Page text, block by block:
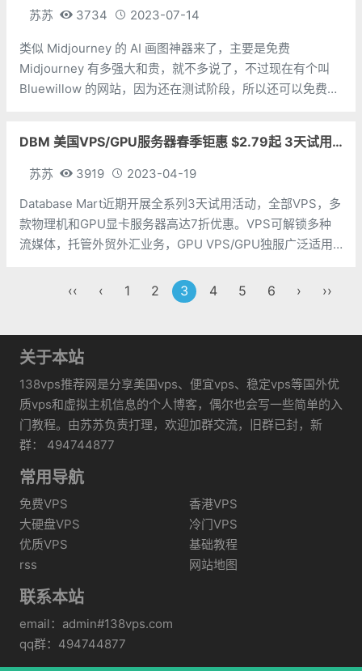
苏苏 3734 2023-07-14
类似 Midjourney 的 AI 画图神器来了，主要是免费
Midjourney 有多强大和贵，就不多说了，不过现在有个叫
Bluewillow 的网站，因为还在测试阶段，所以还可以免费画
DBM 美国VPS/GPU服务器春季钜惠 $2.79起 3天试用 原生IP不限流
苏苏 3919
2023-04-19
Database Mart近期开展全系列3天试用活动，全部VPS，多
款物理机和GPU显卡服务器高达7折优惠。VPS可解锁多种
流媒体，托管外贸外汇业务，GPU VPS/GPU独服广泛适用
务。一、3天试用申请（每个账号限一台，无需付款）：1.选
‹‹ ‹ 1 2 3 4 5 6 › ››
关于本站
138vps推荐网是分享美国vps、便宜vps、稳定vps等国外优
质vps和虚拟主机信息的个人博客，偶尔也会写一些简单的入
门教程。由苏苏负责打理，欢迎加群交流，旧群已封，新
群： 494744877
常用导航
免费VPS
香港VPS
大硬盘VPS
冷门VPS
优质VPS
基础教程
rss
网站地图
联系本站
email：admin#138vps.com
qq群：494744877